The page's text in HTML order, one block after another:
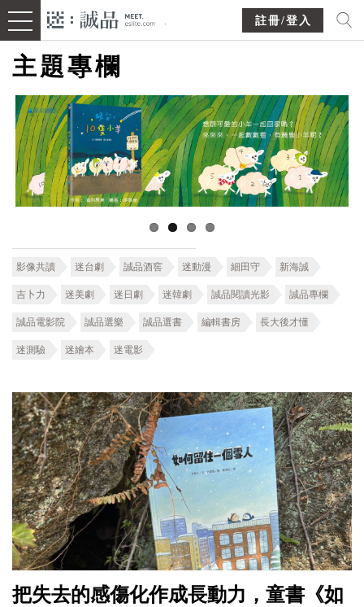
註冊/登入
主題專欄
影像共讀 迷台劇 誠品酒窖 迷動漫 細田守 新海誠
吉卜力 迷美劇 迷日劇 迷韓劇 誠品閱讀光影 誠品專欄
誠品電影院 誠品選樂 誠品選書 編輯書房 長大後才懂
迷測驗 迷繪本 迷電影
把失去的感傷化作成長動力，童書《如